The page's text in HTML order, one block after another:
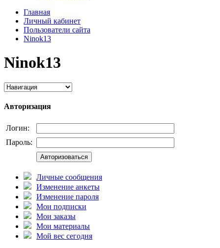
Главная
Личный кабинет
Пользователи сайта
Ninok13
Ninok13
Авторизация
Логин:
Пароль:
Авторизоваться
Личные сообщения
Изменение анкеты
Изменение пароля
Мои подписки
Мои заказы
Мои материалы
Мой вес сегодня